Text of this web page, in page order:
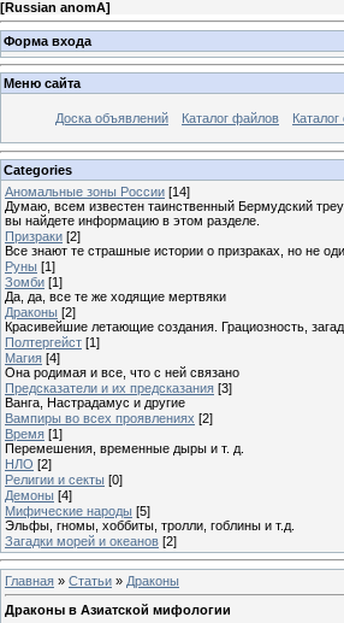
[Russian anomA]
Форма входа
Меню сайта
Доска объявлений Каталог файлов Каталог
Categories
Аномальные зоны России [14]
Думаю, всем известен таинственный Бермудский
вы найдете информацию в этом разделе.
Призраки [2]
Все знают те страшные истории о призраках, но не
Руны [1]
Зомби [1]
Да, да, все те же ходящие мертвяки
Драконы [2]
Красивейшие летающие создания. Грациозность,
Полтергейст [1]
Магия [4]
Она родимая и все, что с ней связано
Предсказатели и их предсказания [3]
Ванга, Настрадамус и другие
Вампиры во всех проявлениях [2]
Время [1]
Перемешения, временные дыры и т. д.
НЛО [2]
Религии и секты [0]
Демоны [4]
Мифические народы [5]
Эльфы, гномы, хоббиты, тролли, гоблины и т.д.
Загадки морей и океанов [2]
Главная » Статьи » Драконы
Драконы в Азиатской мифологии